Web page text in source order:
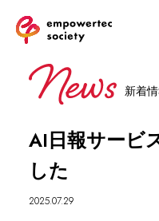
新着
AI日報サービ
した
2025.07.29